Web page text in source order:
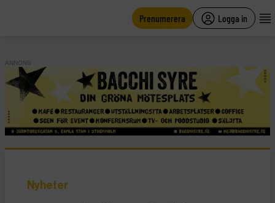
Prenumerera Logga in
ANNONS
Nyheter